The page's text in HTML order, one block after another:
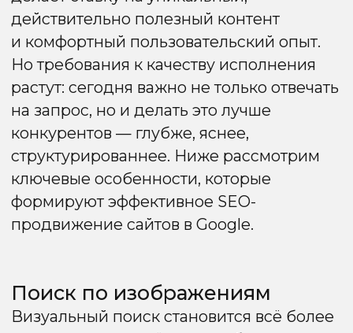
речь, особенно на русском, поэтому текст
повышает точность индексирования.
Использование YouTube как
поисковой системы
YouTube — не только соцсеть,
оптимизация видео помогает получать
трафик не только с сайта, но и из поиска
внутри YouTube и Google.
Эти шаги повышают видимость видео,